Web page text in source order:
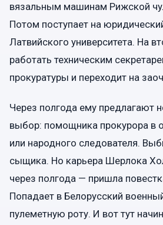
вязальным машинам Рижской
Потом поступает на
Латвийского университета. На
работать техническим
прокуратуры и переходит на
Через полгода ему предлагают
выбор: помощника прокурора в
или народного следователя.
сыщика. Но карьера Шерлока
через полгода — пришла
Попадает в Белорусский
пулеметную роту. И вот тут